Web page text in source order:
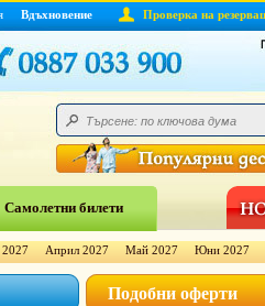
Вдъхновение Проверка на
Самолетни билети
Април 2027 Май 2027 Юни 2027
Подобни оферти